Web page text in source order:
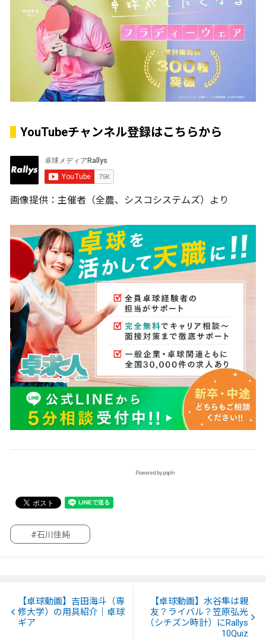
YouTubeチャンネル登録はこちらから
画像提供：主催者（全農、シスコシステムズ）より
Powered by popIn
#石川佳純
【卓球動画】吉田海斗（専
修大学）の用具紹介｜卓球
ギア
【卓球動画】水谷隼は親
友？ライバル？笠原弘光
（シチズン時計）にRallys
10Quiz